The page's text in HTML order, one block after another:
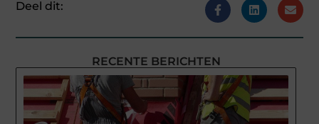
Deel dit:
RECENTE BERICHTEN